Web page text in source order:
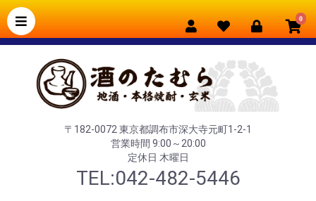
0
〒182-0072 東京都調布市深大寺元町1-2-1
営業時間 9:00～20:00
定休日 木曜日
TEL:042-482-5446